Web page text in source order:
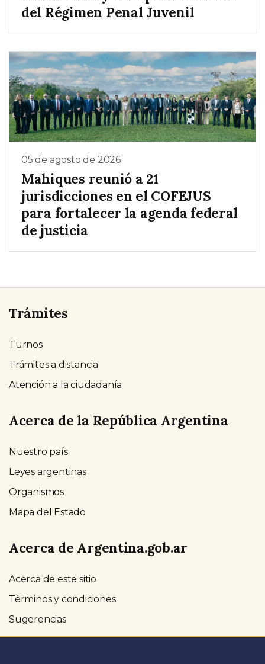
del Régimen Penal Juvenil
05 de agosto de 2026
Mahiques reunió a 21
jurisdicciones en el COFEJUS
para fortalecer la agenda federal
de justicia
Trámites
Turnos
Trámites a distancia
Atención a la ciudadanía
Acerca de la República Argentina
Nuestro país
Leyes argentinas
Organismos
Mapa del Estado
Acerca de Argentina.gob.ar
Acerca de este sitio
Términos y condiciones
Sugerencias